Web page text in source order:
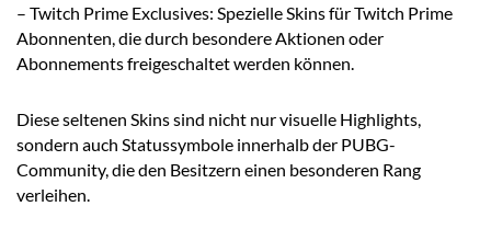
– Twitch Prime Exclusives: Spezielle Skins für Twitch Prime
Abonnenten, die durch besondere Aktionen oder
Abonnements freigeschaltet werden können.
Diese seltenen Skins sind nicht nur visuelle Highlights,
sondern auch Statussymbole innerhalb der PUBG-
Community, die den Besitzern einen besonderen Rang
verleihen.